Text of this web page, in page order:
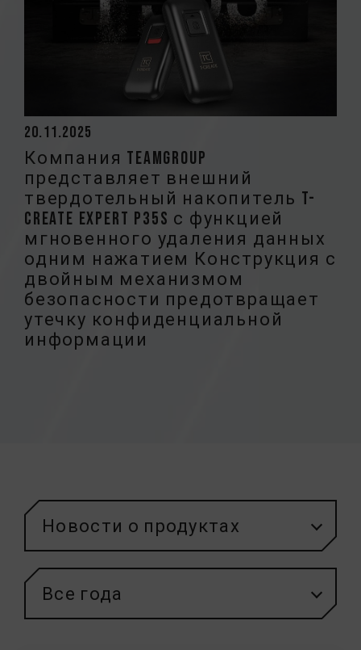
20.11.2025
Компания TEAMGROUP
представляет внешний
твердотельный накопитель T-
CREATE EXPERT P35S с функцией
мгновенного удаления данных
одним нажатием Конструкция с
двойным механизмом
безопасности предотвращает
утечку конфиденциальной
информации
Новости о продуктах
Все года